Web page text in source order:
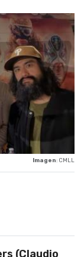
Imagen: CMLL
(Claudio